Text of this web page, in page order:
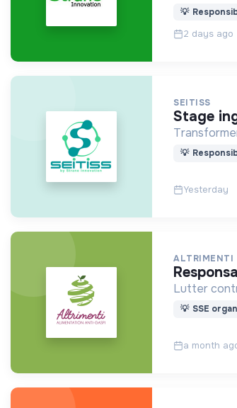
💡
2 days ago
SEITISS
stage
💡
Yesterday
ALTRIMENTI
Lutter
💡 SSE
a month